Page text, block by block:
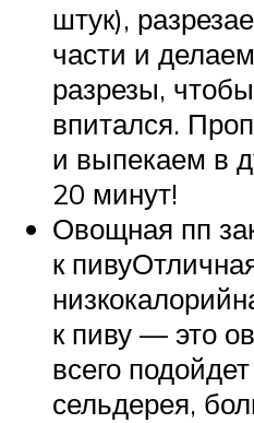
штук),
части и
разрезы,
впитался.
и выпекаем в
20 минут!
Овощная пп
к
к пиву — это
всего
сельдерея,